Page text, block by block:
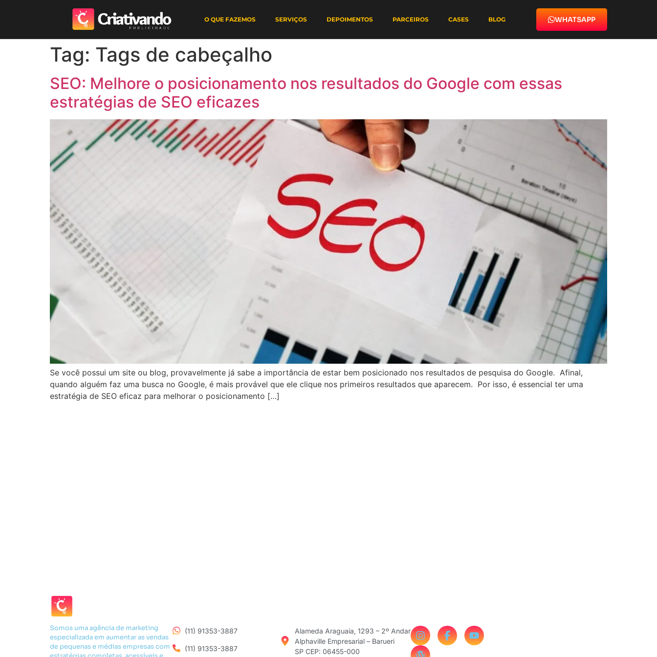
O QUE FAZEMOS SERVIÇOS DEPOIMENTOS PARCEIROS CASES BLOG WHATSAPP
Tag: Tags de cabeçalho
SEO: Melhore o posicionamento nos resultados do Google com essas
estratégias de SEO eficazes
Se você possui um site ou blog, provavelmente já sabe a importância de estar bem posicionado nos resultados de pesquisa do Google. Afinal,
quando alguém faz uma busca no Google, é mais provável que ele clique nos primeiros resultados que aparecem. Por isso, é essencial ter uma
estratégia de SEO eficaz para melhorar o posicionamento […]
Somos uma agência de marketing
especializada em aumentar as vendas
de pequenas e médias empresas com
(11) 91353-3887
(11) 91353-3887
Alameda Araguaia, 1293 – 2º Andar
Alphaville Empresarial – Barueri
SP CEP: 06455-000